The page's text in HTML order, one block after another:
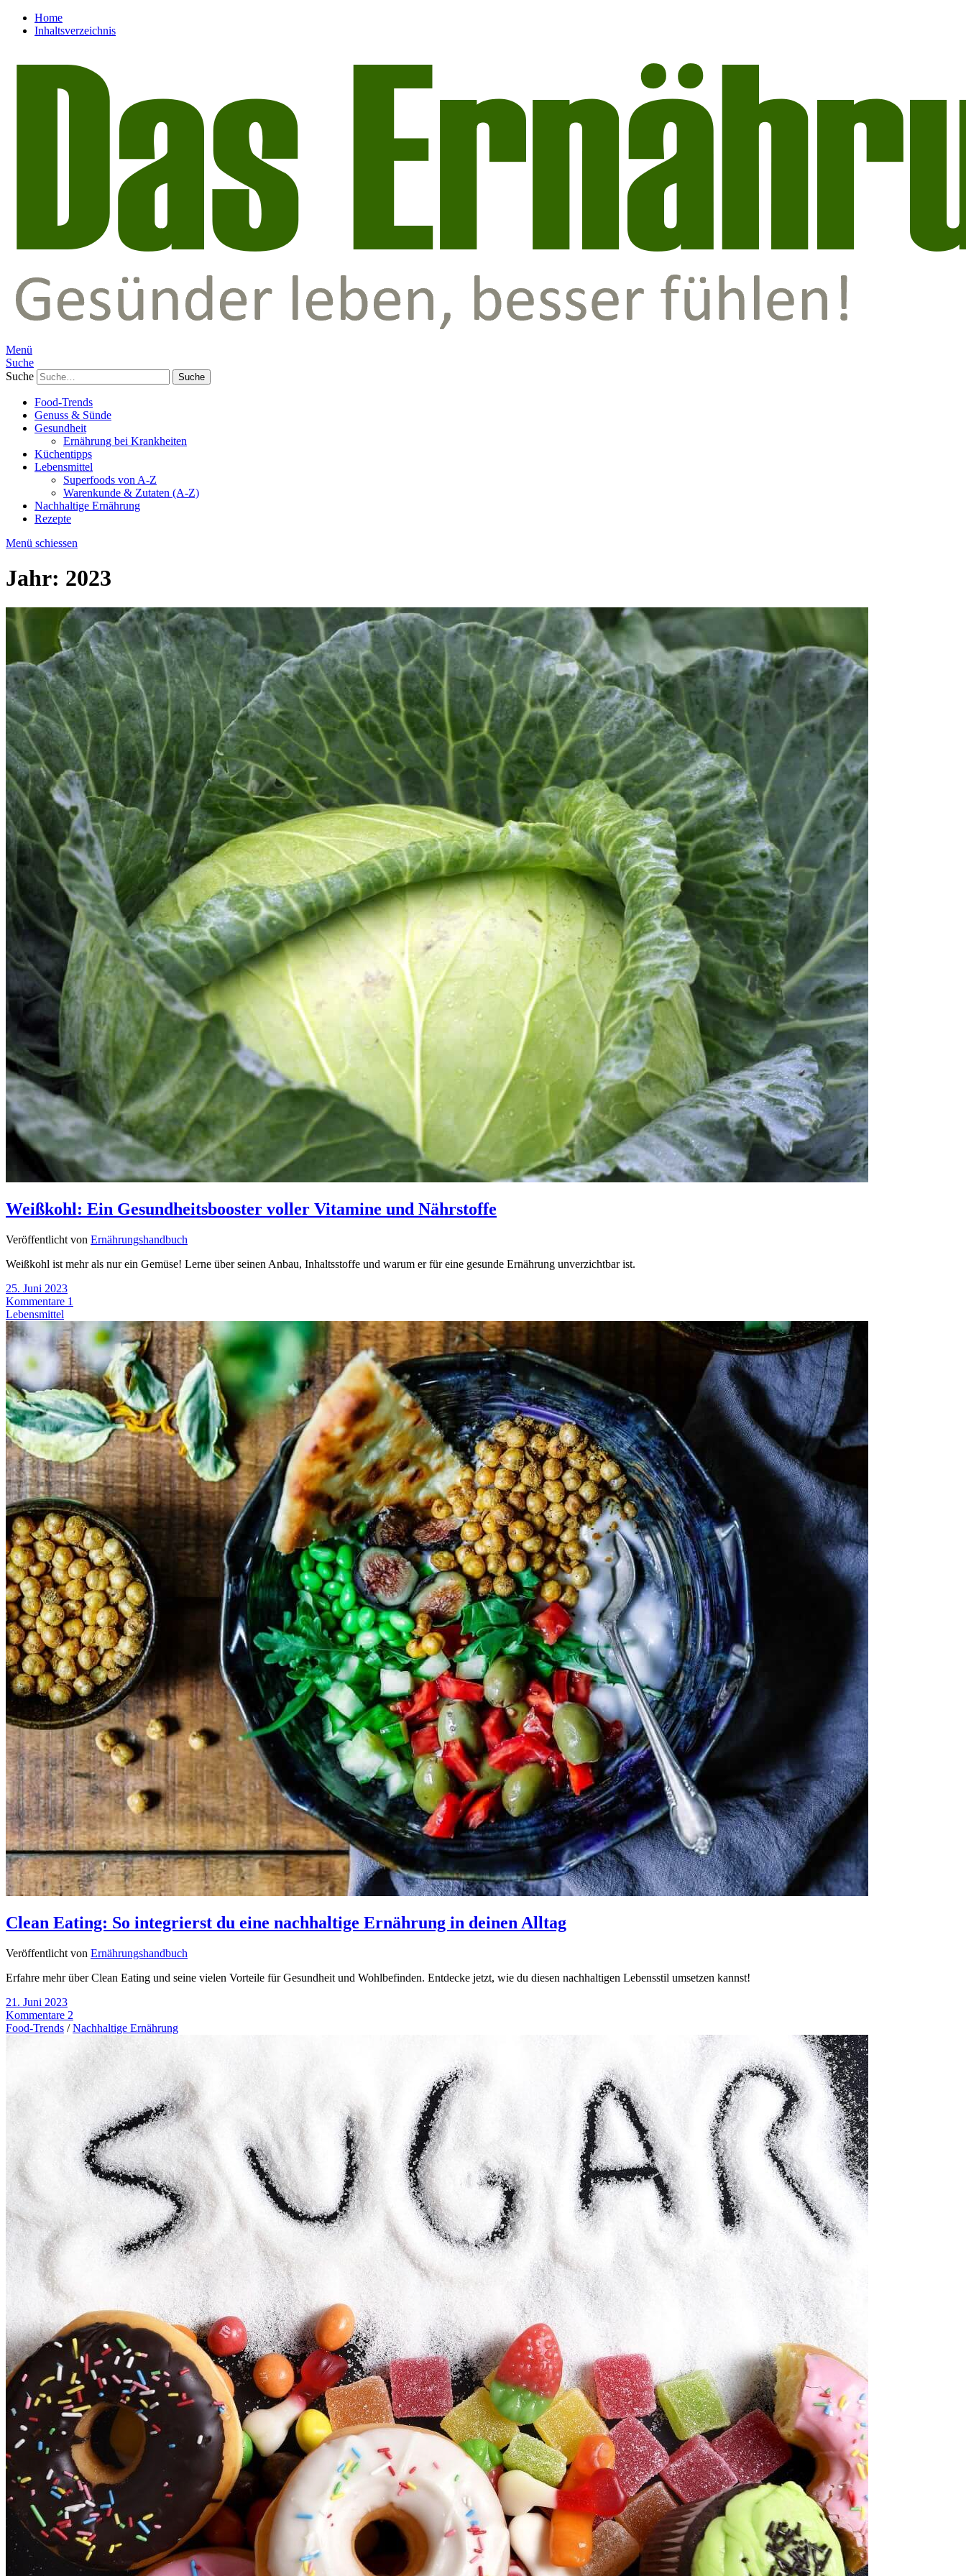
Home
Inhaltsverzeichnis
Menü
Suche
Suche
Food-Trends
Genuss & Sünde
Gesundheit
Ernährung bei Krankheiten
Küchentipps
Lebensmittel
Superfoods von A-Z
Warenkunde & Zutaten (A-Z)
Nachhaltige Ernährung
Rezepte
Menü schiessen
Jahr: 2023
Weißkohl: Ein Gesundheitsbooster voller Vitamine und Nährstoffe
Veröffentlicht von Ernährungshandbuch
Weißkohl ist mehr als nur ein Gemüse! Lerne über seinen Anbau, Inhaltsstoffe und warum er für eine gesunde Ernährung unverzichtbar ist.
25. Juni 2023
Kommentare 1
Lebensmittel
Clean Eating: So integrierst du eine nachhaltige Ernährung in deinen Alltag
Veröffentlicht von Ernährungshandbuch
Erfahre mehr über Clean Eating und seine vielen Vorteile für Gesundheit und Wohlbefinden. Entdecke jetzt, wie du diesen nachhaltigen Lebensstil umsetzen kannst!
21. Juni 2023
Kommentare 2
Food-Trends /Nachhaltige Ernährung